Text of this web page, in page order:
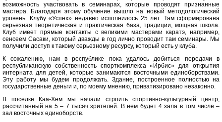
возможность участвовать в семинарах, которые проводят признанные
мастера. Благодаря этому обучение вышло на новый методологический
уровень. Клубу «Успех» недавно исполнилось 25 лет. Там сформирована
серьезная теоретическая и практическая база, традиции, мощная школа.
Клуб имеет прямые контакты с великими мастерами каратэ, например,
сенсеем Сасаки, который дважды в год лично проводит там семинары. Мы
получили доступ к такому серьезному ресурсу, который есть у клуба.
К сожалению, нам в республике пока удалось добиться передачи в
республиканскую собственность спорткомплекса «Ирбис» для открытия
интерната для детей, которые занимаются восточными единоборствами.
Эту работу мы будем продолжать. Здание, построенное полностью на
государственные деньги и, по моему мнению, приватизировано незаконно.
В поселке Каа-Хем мы начали строить спортивно-культурный центр,
рассчитанный на 5 – 7 тысяч зрителей. В нем будет 4 зала в том числе –
зал восточных единоборств.